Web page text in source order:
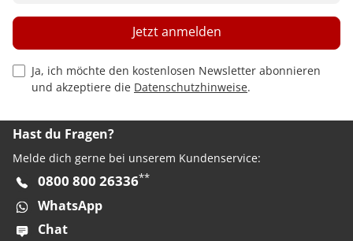
Privacy Policy Checkbox
Ja, ich möchte den kostenlosen Newsletter abonnieren
und akzeptiere die Datenschutzhinweise.
Jetzt anmelden
Hast du Fragen?
Melde dich gerne bei unserem Kundenservice:
0800 800 26336**
WhatsApp
Chat